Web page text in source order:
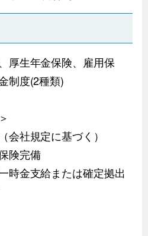
厚生年金保険、雇用保
制度(2種類)
会社規定に基づく）
険完備
時金支給または確定拠出